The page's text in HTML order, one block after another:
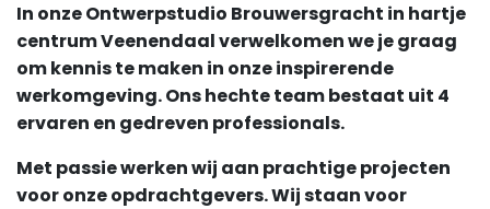
In onze Ontwerpstudio Brouwersgracht in hartje
centrum Veenendaal verwelkomen we je graag
om kennis te maken in onze inspirerende
werkomgeving. Ons hechte team bestaat uit 4
ervaren en gedreven professionals.
Met passie werken wij aan prachtige projecten
voor onze opdrachtgevers. Wij staan voor